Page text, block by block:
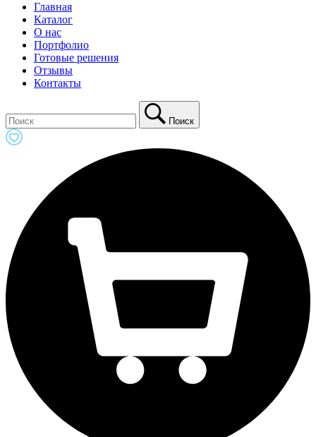
Главная
Каталог
О нас
Портфолио
Готовые решения
Отзывы
Контакты
Поиск